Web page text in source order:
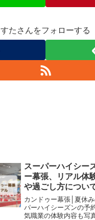
すたさんをフォローする
スーパーハイシー
ー幕張、リアル体
や過ごし方につい
介
カンドゥー幕張│夏休
パーハイシーズンの予
気職業の体験内容も写